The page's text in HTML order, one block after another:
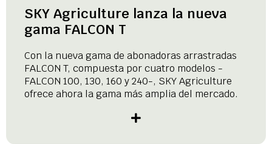
SKY Agriculture lanza la nueva
gama FALCON T
Con la nueva gama de abonadoras arrastradas
FALCON T, compuesta por cuatro modelos -
FALCON 100, 130, 160 y 240-, SKY Agriculture
ofrece ahora la gama más amplia del mercado.